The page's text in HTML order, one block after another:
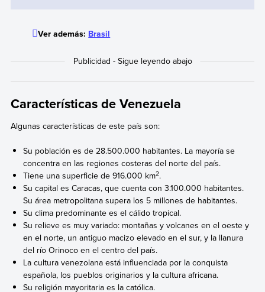
Ver además: Brasil
Características de Venezuela
Algunas características de este país son:
Su población es de 28.500.000 habitantes. La mayoría se
concentra en las regiones costeras del norte del país.
Tiene una superficie de 916.000 km2.
Su capital es Caracas, que cuenta con 3.100.000 habitantes.
Su área metropolitana supera los 5 millones de habitantes.
Su clima predominante es el cálido tropical.
Su relieve es muy variado: montañas y volcanes en el oeste y
en el norte, un antiguo macizo elevado en el sur, y la llanura
del río Orinoco en el centro del país.
La cultura venezolana está influenciada por la conquista
española, los pueblos originarios y la cultura africana.
Su religión mayoritaria es la católica.